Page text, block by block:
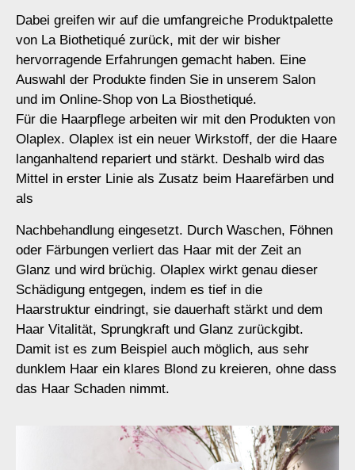
Dabei greifen wir auf die umfangreiche Produktpalette
von La Biothetiqué zurück, mit der wir bisher
hervorragende Erfahrungen gemacht haben. Eine
Auswahl der Produkte finden Sie in unserem Salon
und im Online-Shop von La Biosthetiqué.
Für die Haarpflege arbeiten wir mit den Produkten von
Olaplex. Olaplex ist ein neuer Wirkstoff, der die Haare
langanhaltend repariert und stärkt. Deshalb wird das
Mittel in erster Linie als Zusatz beim Haarefärben und
als
Nachbehandlung eingesetzt. Durch Waschen, Föhnen
oder Färbungen verliert das Haar mit der Zeit an
Glanz und wird brüchig. Olaplex wirkt genau dieser
Schädigung entgegen, indem es tief in die
Haarstruktur eindringt, sie dauerhaft stärkt und dem
Haar Vitalität, Sprungkraft und Glanz zurückgibt.
Damit ist es zum Beispiel auch möglich, aus sehr
dunklem Haar ein klares Blond zu kreieren, ohne dass
das Haar Schaden nimmt.